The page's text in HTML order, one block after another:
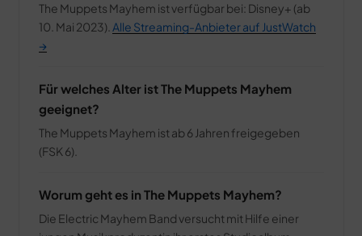
The Muppets Mayhem ist verfügbar bei: Disney+ (ab
10. Mai 2023). Alle Streaming-Anbieter auf JustWatch
→
Für welches Alter ist The Muppets Mayhem
geeignet?
The Muppets Mayhem ist ab 6 Jahren freigegeben
(FSK 6).
Worum geht es in The Muppets Mayhem?
Die Electric Mayhem Band versucht mit Hilfe einer